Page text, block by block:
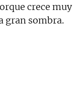
crece muy
gran sombra.